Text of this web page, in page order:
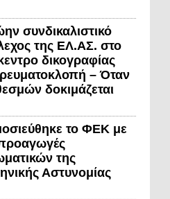
συνδικαλιστικό
της ΕΛ.ΑΣ. στο
δικογραφίας
– Όταν
δοκιμάζεται
το ΦΕΚ με
της
Αστυνομίας